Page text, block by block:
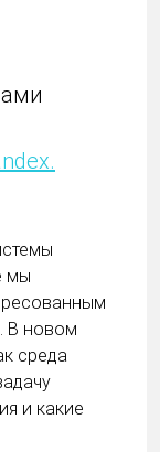
мы
В новом
среда
и какие